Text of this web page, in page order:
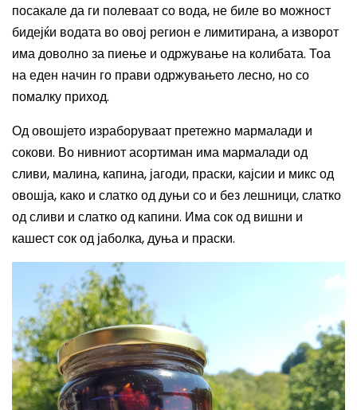
посакале да ги полеваат со вода, не биле во можност
бидејќи водата во овој регион е лимитирана,а изворот
има доволно за пиење и одржување на колибата. Тоа
на еден начин го прави одржувањето лесно, но со
помалку приход.
Од овошјето израборуваат претежно мармалади и
сокови. Во нивниотасортиман има мармалади од
сливи, малина, капина, јагоди, праски, кајсии и микс од
овошја, како и слатко од дуњи со и без лешници, слатко
од сливи и слатко од капини. Има сок од вишни и
кашест сок од јаболка, дуња и праски.